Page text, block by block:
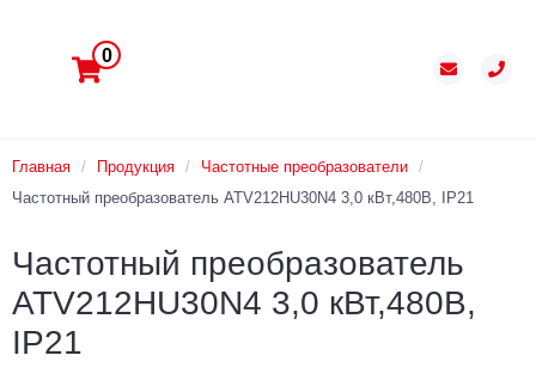
0
Главная / Продукция / Частотные преобразователи /
Частотный преобразователь ATV212HU30N4 3,0 кВт,480В, IP21
Частотный преобразователь
ATV212HU30N4 3,0 кВт,480В,
IP21